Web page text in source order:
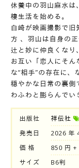
休養中の羽山麻水は
棲生活を始める。
白崎が映画撮影で
方 、羽山は自身の
辻と妙に仲良くなり
お互い「恋人にそ
な“相手”の存在に、
穏やかな日常の裏側
わふわと膨らんで
出版社
祥伝社
発売日
2026 年
価 格
850 円 +
サイズ
B6判